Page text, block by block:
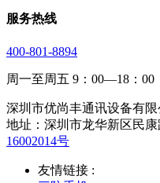
服务热线
400-801-8894
周一至周五 9：00—18：00
深圳市优尚丰通讯设备有限
地址：深圳市龙华新区民
16002014号
友情链接 :